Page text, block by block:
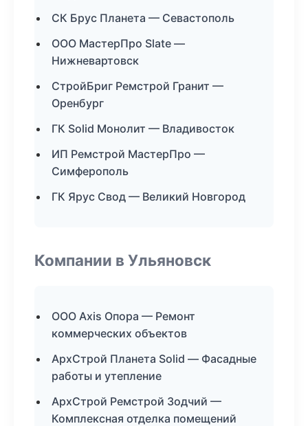
СК Брус Планета — Севастополь
ООО МастерПро Slate —
Нижневартовск
СтройБриг Ремстрой Гранит —
Оренбург
ГК Solid Монолит — Владивосток
ИП Ремстрой МастерПро —
Симферополь
ГК Ярус Свод — Великий Новгород
Компании в Ульяновск
ООО Axis Опора — Ремонт
коммерческих объектов
АрхСтрой Планета Solid — Фасадные
работы и утепление
АрхСтрой Ремстрой Зодчий —
Комплексная отделка помещений